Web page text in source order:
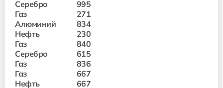
Серебро
995
Газ
271
Алюминий
834
Нефть
230
Газ
840
Серебро
615
Газ
836
Газ
667
Нефть
667